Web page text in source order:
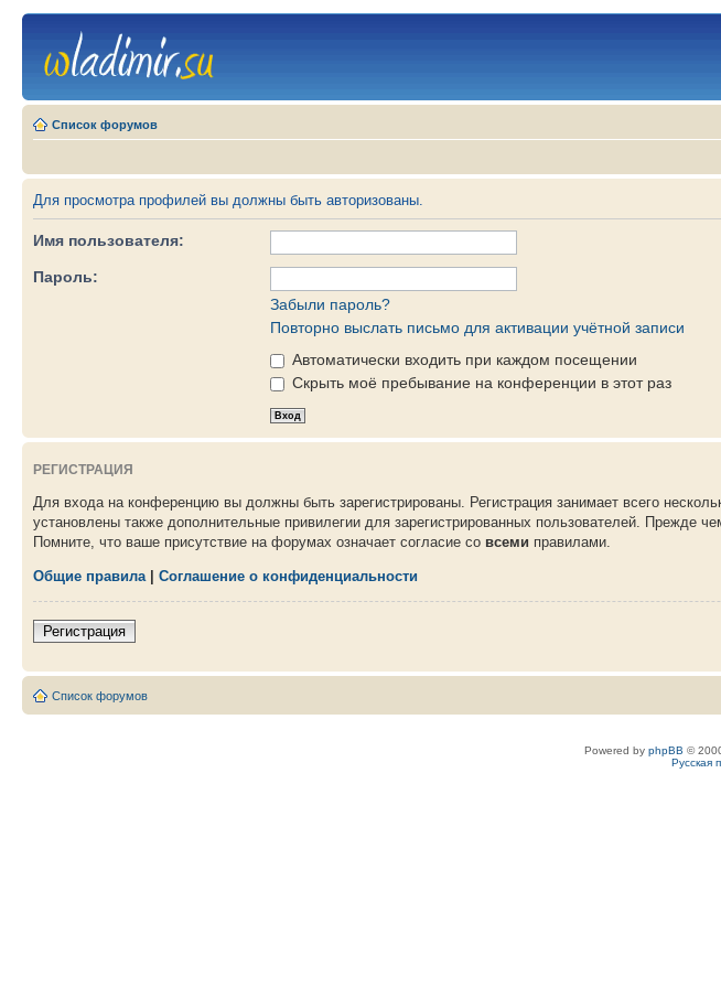
Список форумов
Для просмотра профилей вы должны быть авторизованы.
Имя пользователя:
Пароль:
Забыли пароль?
Повторно выслать письмо для активации учётной записи
Автоматически входить при каждом посещении
Скрыть моё пребывание на конференции в этот раз
РЕГИСТРАЦИЯ
Для входа на конференцию вы должны быть зарегистрированы. Регистрация занимает всего
установлены также дополнительные привилегии для зарегистрированных пользователей. Прежде
Помните, что ваше присутствие на форумах означает согласие со всеми правилами.
Общие правила| Соглашение о конфиденциальности
Регистрация
Список форумов
Powered by phpBB ©
Русская